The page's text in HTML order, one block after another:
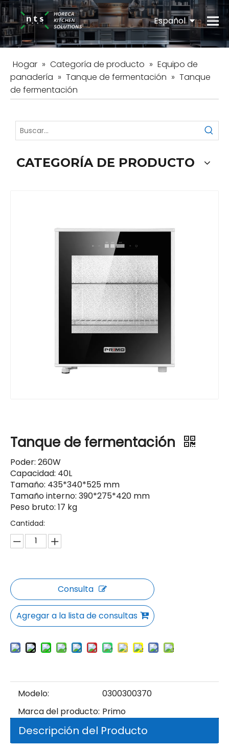
Español
English
Hogar » Categoría de producto » Equipo de
panadería » Tanque de fermentación » Tanque
de fermentación
CATEGORÍA DE PRODUCTO
Tanque de fermentación
Poder: 260W
Capacidad: 40L
Tamaño: 435*340*525 mm
Tamaño interno: 390*275*420 mm
Peso bruto: 17 kg
Cantidad:
Consulta
Agregar a la lista de consultas
Modelo:
0300300370
Marca del producto: Primo
Descripción del Producto